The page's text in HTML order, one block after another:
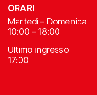
ORARI
Martedì – Domenica
10:00 – 18:00
Ultimo ingresso
17:00